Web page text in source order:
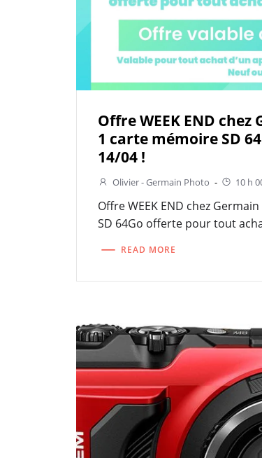
Offre WEEK END
1 carte mémoire SD
14/04 !
Olivier - Germain Photo - 10 h
Offre WEEK END chez
SD 64Go offerte pour tout
READ MORE